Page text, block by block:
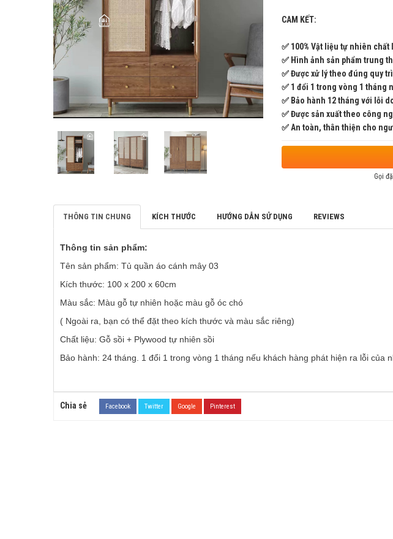
CAM KẾT:
✅ 100% Vật liệu tự nhiên chất
✅ Hình ảnh sản phẩm trung
✅ Được xử lý theo đúng quy
✅ 1 đổi 1 trong vòng 1 tháng
✅ Bảo hành 12 tháng với lỗi
✅ Được sản xuất theo công
✅ An toàn, thân thiện cho
Gọi
THÔNG TIN CHUNG KÍCH THƯỚC HƯỚNG DẪN SỬ DỤNG REVIEWS
Thông tin sản phẩm:
Tên sản phẩm: Tủ quần áo cánh mây 03
Kích thước: 100 x 200 x 60cm
Màu sắc: Màu gỗ tự nhiên hoặc màu gỗ óc chó
( Ngoài ra, bạn có thể đặt theo kích thước và màu sắc riêng)
Chất liệu: Gỗ sồi + Plywood tự nhiên sồi
Bảo hành: 24 tháng. 1 đổi 1 trong vòng 1 tháng nếu khách hàng phát hiện ra lỗi của
Chia sẻ Facebook Twitter Google Pinterest